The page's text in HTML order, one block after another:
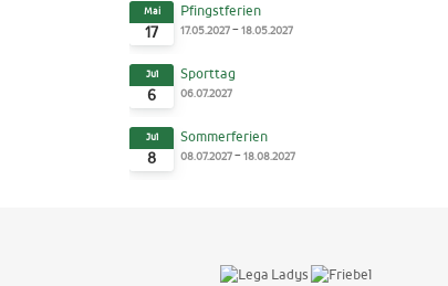
17
Mai Pfingstferien
17.05.2027-18.05.2027
6
Jul Sporttag
06.07.2027
8
Jul Sommerferien
08.07.2027-18.08.2027